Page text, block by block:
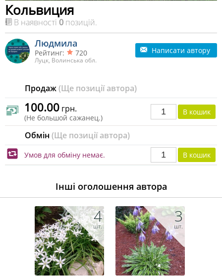
Кольвиция
В наявності 0 позицій.
Людмила
Рейтинг: 720
Луцк, Волинська обл.
Написати автору
Продаж(Ще позиції автора)
100.00 грн.
(Не большой сажанец.)
Обмін (Ще позиції автора)
Умов для обміну немає.
Інші оголошення автора
4
шт.
3
шт.